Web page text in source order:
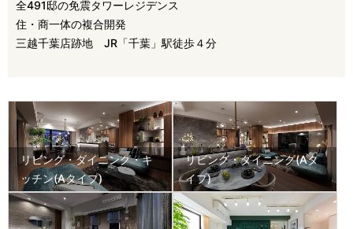
全491邸の免震タワーレジデンス
住・商一体の複合開発
三越千葉店跡地 JR「千葉」駅徒歩４分
リビング・ダイニング・キ
ッチン(Aタイプ)
リビング・ダイニング(Aタ
イプ)